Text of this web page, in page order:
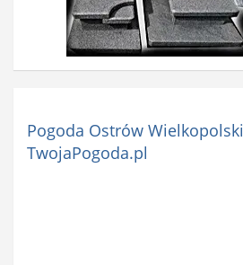
Pogoda Ostrów Wielkopolski
TwojaPogoda.pl